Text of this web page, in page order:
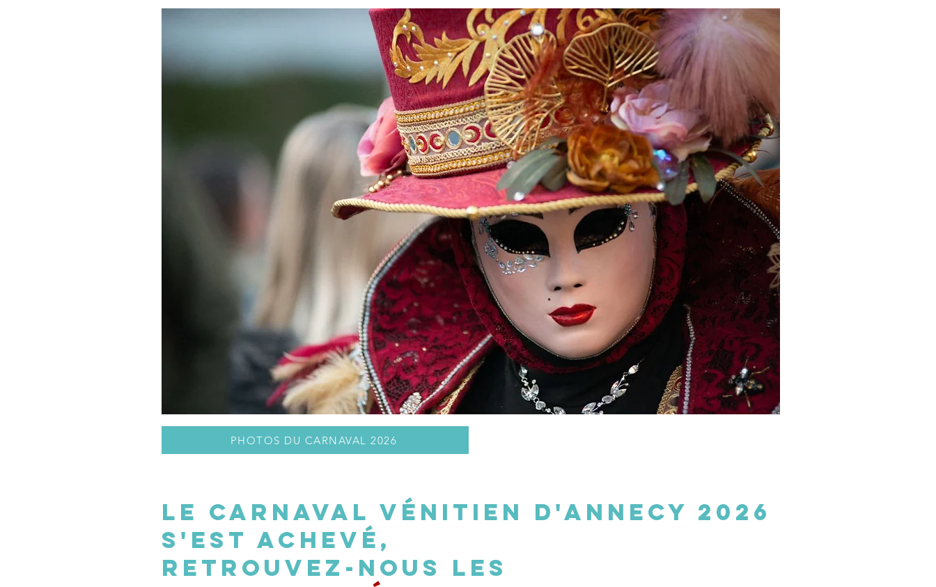
PHOTOS DU CARNAVAL 2026
le carnaval vénitien d'Annecy 2026
s'est achevé,
retrouvez-nous les